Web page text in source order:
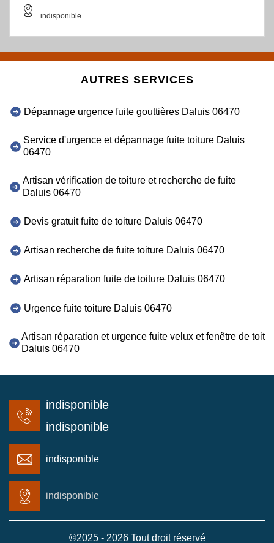
indisponible
AUTRES SERVICES
Dépannage urgence fuite gouttières Daluis 06470
Service d'urgence et dépannage fuite toiture Daluis
06470
Artisan vérification de toiture et recherche de fuite
Daluis 06470
Devis gratuit fuite de toiture Daluis 06470
Artisan recherche de fuite toiture Daluis 06470
Artisan réparation fuite de toiture Daluis 06470
Urgence fuite toiture Daluis 06470
Artisan réparation et urgence fuite velux et fenêtre de toit
Daluis 06470
indisponible
indisponible
indisponible
indisponible
©2025 - 2026 Tout droit réservé